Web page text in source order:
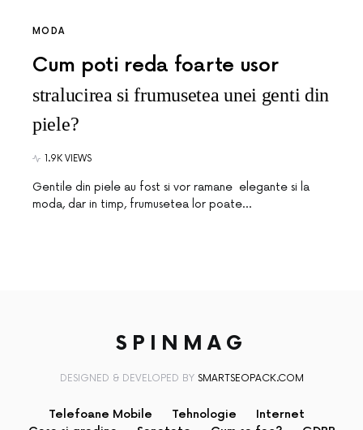
MODA
Cum poti reda foarte usor
stralucirea si frumusetea unei genti din
piele?
1.9K VIEWS
Gentile din piele au fost si vor ramane elegante si la
moda, dar in timp, frumusetea lor poate…
SPINMAG
DESIGNED & DEVELOPED BY SMARTSEOPACK.COM
Telefoane Mobile Tehnologie
Internet